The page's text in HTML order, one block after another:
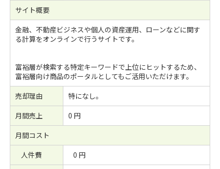
サイト概要
金融、不動産ビジネスや個人の資産運用、ローンなどに関す
る計算をオンラインで行うサイトです。
富裕層が検索する特定キーワードで上位にヒットするため、
富裕層向け商品のポータルとしてもご活用いただけます。
売却理由
特になし。
月間売上
0 円
月間コスト
人件費
0 円